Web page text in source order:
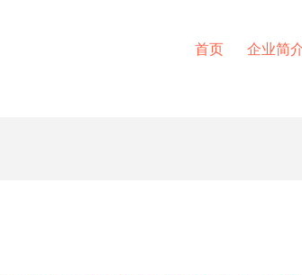
首页 企业简